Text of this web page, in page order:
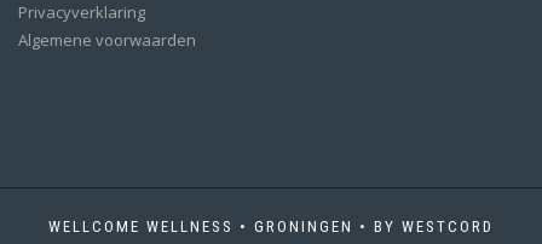
Privacyverklaring
Algemene voorwaarden
WELLCOME WELLNESS • GRONINGEN • BY WESTCORD